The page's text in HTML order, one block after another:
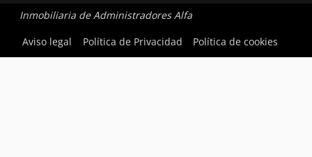
Inmobiliaria de Administradores Alfa
Aviso legal
Política de Privacidad Política de cookies